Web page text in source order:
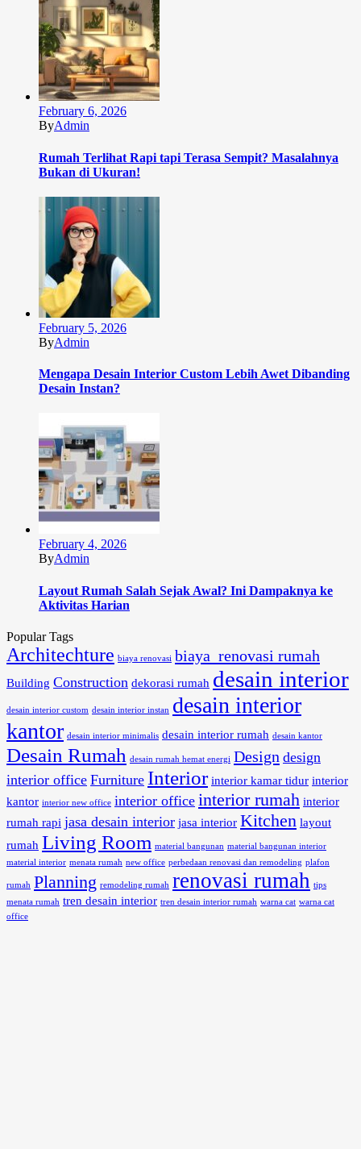
February 6, 2026
ByAdmin
Rumah Terlihat Rapi tapi Terasa Sempit? Masalahnya
Bukan di Ukuran!
February 5, 2026
ByAdmin
Mengapa Desain Interior Custom Lebih Awet Dibanding
Desain Instan?
February 4, 2026
ByAdmin
Layout Rumah Salah Sejak Awal? Ini Dampaknya ke
Aktivitas Harian
Popular Tags
Architechture biaya renovasi biaya renovasi rumah
Building Construction dekorasi rumah desain interior
desain interior custom desain interior instan desain interior
kantor desain interior minimalis desain interior rumah desain kantor
Desain Rumah desain rumah hemat energi Design design
interior office Furniture Interior interior kamar tidur interior
kantor interior new office interior office interior rumah interior
rumah rapi jasa desain interior jasa interior Kitchen layout
rumah Living Room material bangunan material bangunan interior
material interior menata rumah new office perbedaan renovasi dan remodeling plafon
rumah Planning remodeling rumah renovasi rumah tips
menata rumah tren desain interior tren desain interior rumah warna cat warna cat
office